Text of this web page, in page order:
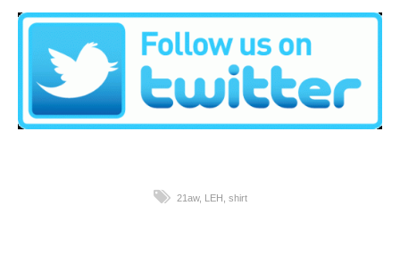
21aw, LEH shirt